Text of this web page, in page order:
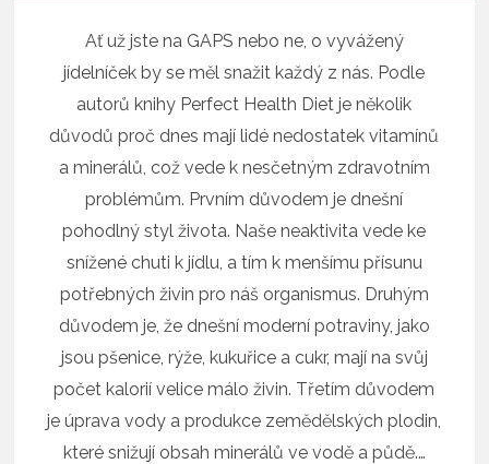
Ať už jste na GAPS nebo ne, o vyvážený
jídelníček by se měl snažit každý z nás. Podle
autorů knihy Perfect Health Diet je několik
důvodů proč dnes mají lidé nedostatek vitamínů
a minerálů, což vede k nesčetným zdravotním
problémům. Prvním důvodem je dnešní
pohodlný styl života. Naše neaktivita vede ke
snížené chuti k jídlu, a tím k menšímu přísunu
potřebných živin pro náš organismus. Druhým
důvodem je, že dnešní moderní potraviny, jako
jsou pšenice, rýže, kukuřice a cukr, mají na svůj
počet kalorií velice málo živin. Třetím důvodem
je úprava vody a produkce zemědělských plodin,
které snižují obsah minerálů ve vodě a půdě.…